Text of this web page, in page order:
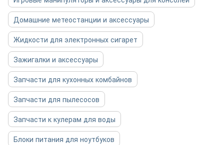
Домашние метеостанции и аксессуары
Жидкости для электронных сигарет
Зажигалки и аксессуары
Запчасти для кухонных комбайнов
Запчасти для пылесосов
Запчасти к кулерам для воды
Блоки питания для ноутбуков